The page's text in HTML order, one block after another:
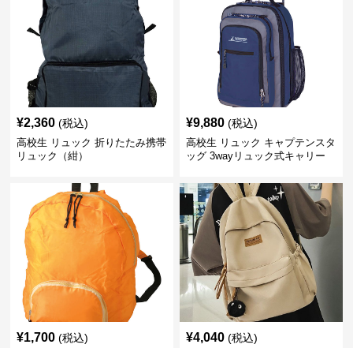
¥2,360 (税込)
高校生 リュック 折りたたみ携帯
リュック（紺）
¥9,880 (税込)
高校生 リュック キャプテンスタ
ッグ 3wayリュック式キャリー
¥1,700 (税込) ¥4,040 (税込)